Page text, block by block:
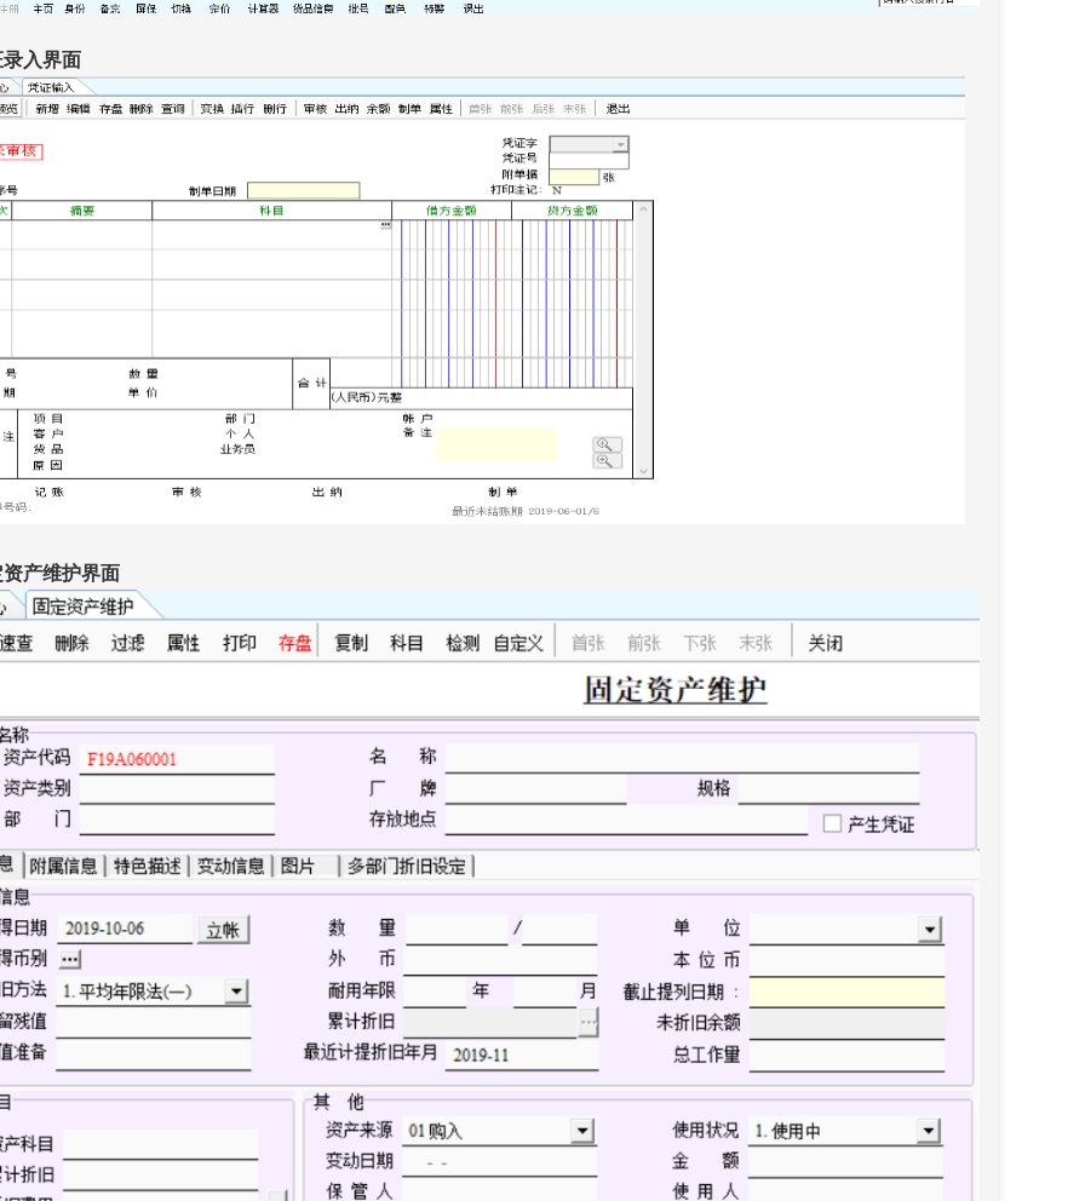
入界面
产维护界面